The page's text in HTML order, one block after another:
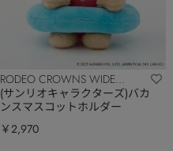
RODEO CROWNS WIDE
BOWL
(サンリオキャラクターズ)バカ
ンスマスコットホルダー
￥2,970